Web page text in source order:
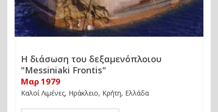
Η διάσωση του δεξαμενόπλοιου
"Messiniaki Frontis"
Μαρ 1979
Καλοί Λιμένες, Ηράκλειο, Κρήτη, Ελλάδα